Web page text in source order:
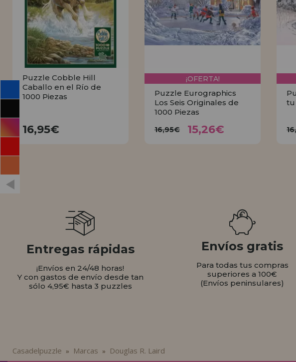
INFORMACIÓN
955 333 133
info@casadelpuzzle.com
Puzzle Cobble Hill
Caballo en el Río de
1000 Piezas
16,95€
¡OFERTA!
Puzzle Eurographics
Los Seis Originales de
1000 Piezas
16,95€ 15,26€
tu
Entregas rápidas
¡Envíos en 24/48 horas!
Y con gastos de envío desde tan
sólo 4,95€ hasta 3 puzzles
Envíos gratis
Para todas tus compras
superiores a 100€
(Envíos peninsulares)
Casadelpuzzle » Marcas » Douglas R. Laird